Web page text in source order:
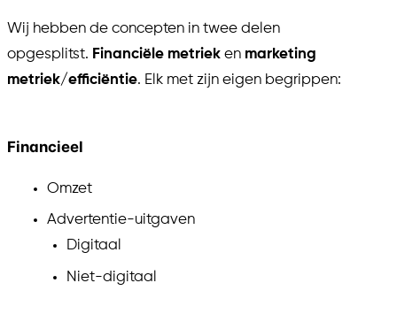
Wij hebben de concepten in twee delen
opgesplitst. Financiële metriek en marketing
metriek/efficiëntie. Elk met zijn eigen begrippen:
Financieel
Omzet
Advertentie-uitgaven
Digitaal
Niet-digitaal